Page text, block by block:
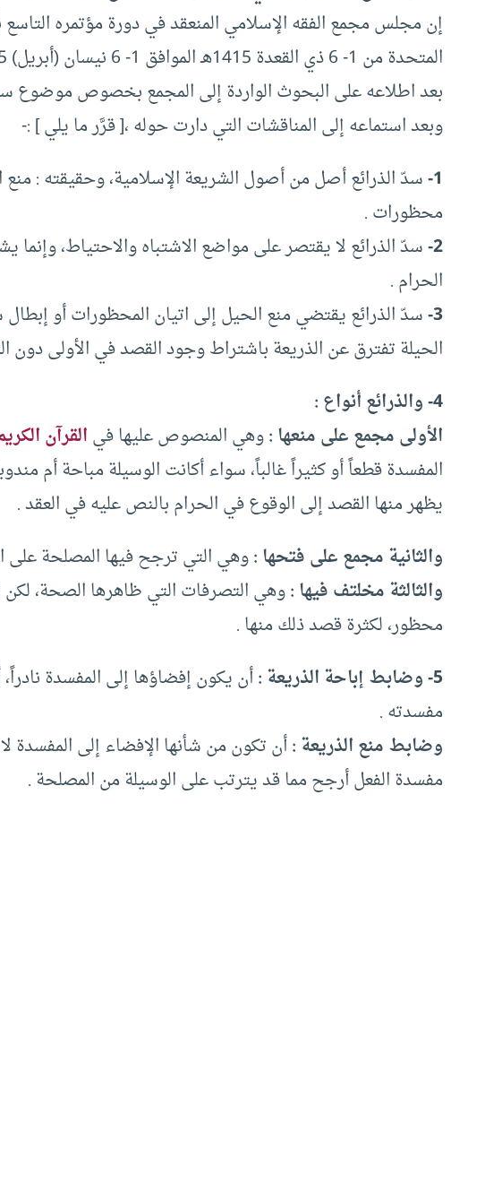
إن مجلس مجمع الفقه الإسلامي المنعقد في دورة مؤتمره التاسع
المتحدة من 1- 6 ذي القعدة 1415هـ الموافق 1- 6 نيسان (أبريل) 1995م،
بعد اطلاعه على البحوث الواردة إلى المجمع بخصوص موضوع سد
وبعد استماعه إلى المناقشات التي دارت حوله ،[ قرَّر ما يلي ] :-
1- سدّ الذرائع أصل من أصول الشريعة الإسلامية، وحقيقته :
محظورات .
2- سدّ الذرائع لا يقتصر على مواضع الاشتباه والاحتياط،
الحرام .
3- سدّ الذرائع يقتضي منع الحيل إلى اتيان المحظورات أو
الحيلة تفترق عن الذريعة باشتراط وجود القصد في الأولى دون
4- والذرائع أنواع :
الأولى مجمع على منعها :وهي المنصوص عليها فيالقرآن
المفسدة قطعاً أو كثيراً غالباً، سواء أكانت الوسيلة مباحة أم
يظهر منها القصد إلى الوقوع في الحرام بالنص عليه في العقد .
والثانية مجمع على فتحها :وهي التي ترجح فيها المصلحة على
والثالثة مخلتف فيها :وهي التصرفات التي ظاهرها الصحة، لكن
محظور، لكثرة قصد ذلك منها .
5- وضابط إباحة الذريعة :
أن يكون إفضاؤها إلى المفسدة
مفسدته .
وضابط منع الذريعة :أن تكون من شأنها الإفضاء إلى المفسدة
مفسدة الفعل أرجح مما قد يترتب على الوسيلة من المصلحة .